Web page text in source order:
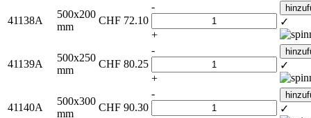
41138A
500x200
mm
CHF 72.10
-
+
✓
41139A
500x250
mm
CHF 80.25
-
+
✓
41140A
500x300
mm
CHF 90.30
-
✓